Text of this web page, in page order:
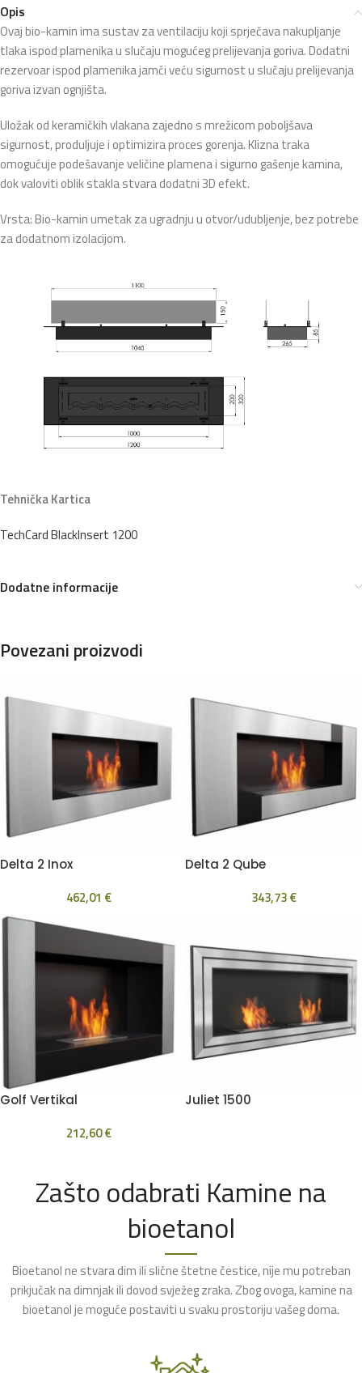
Opis
Ovaj bio-kamin ima sustav za ventilaciju koji sprječava nakupljanje
tlaka ispod plamenika u slučaju mogućeg prelijevanja goriva. Dodatni
rezervoar ispod plamenika jamči veću sigurnost u slučaju prelijevanja
goriva izvan ognjišta.
Uložak od keramičkih vlakana zajedno s mrežicom poboljšava
sigurnost, produljuje i optimizira proces gorenja. Klizna traka
omogućuje podešavanje veličine plamena i sigurno gašenje kamina,
dok valoviti oblik stakla stvara dodatni 3D efekt.
Vrsta: Bio-kamin umetak za ugradnju u otvor/udubljenje, bez potrebe
za dodatnom izolacijom.
Tehnička Kartica
TechCard BlackInsert 1200
Dodatne informacije
Povezani proizvodi
Delta 2 Inox
462,01 €
Delta 2 Qube
343,73€
Golf Vertikal
212,60€
Juliet 1500
Zašto odabrati Kamine na
bioetanol
Bioetanol ne stvara dim ili slične štetne čestice, nije mu potreban
prikjučak na dimnjak ili dovod svježeg zraka. Zbog ovoga, kamine na
bioetanol je moguće postaviti u svaku prostoriju vašeg doma.